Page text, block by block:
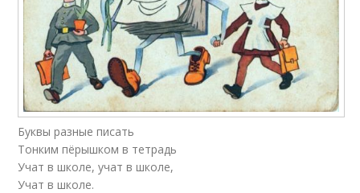
Буквы разные писать
Тонким пёрышком в тетрадь
Учат в школе, учат в школе,
Учат в школе.